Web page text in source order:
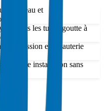
d’eau et
compris les tubes goutte à
pression et tuyauterie
une installation sans